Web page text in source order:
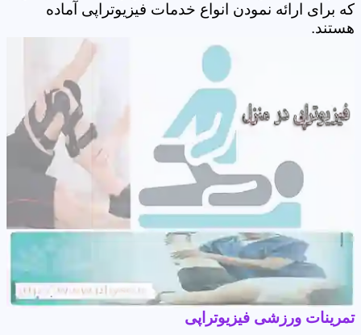
که برای ارائه نمودن انواع خدمات فیزیوتراپی آماده
هستند.
تمرینات ورزشی فیزیوتراپی